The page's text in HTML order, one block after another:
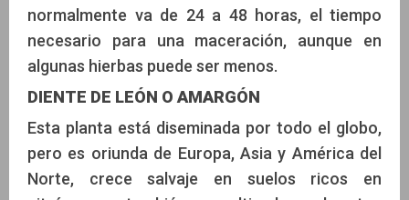
normalmente va de 24 a 48 horas, el tiempo
necesario para una maceración, aunque en
algunas hierbas puede ser menos.
DIENTE DE LEÓN O AMARGÓN
Esta planta está diseminada por todo el globo,
pero es oriunda de Europa, Asia y América del
Norte, crece salvaje en suelos ricos en